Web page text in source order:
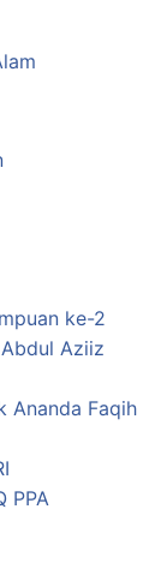
ke-2
Aziiz
Ananda Faqih
PPA